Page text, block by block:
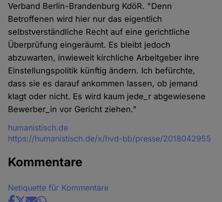
Verband Berlin-Brandenburg KdöR. "Denn
Betroffenen wird hier nur das eigentlich
selbstverständliche Recht auf eine gerichtliche
Überprüfung eingeräumt. Es bleibt jedoch
abzuwarten, inwieweit kirchliche Arbeitgeber ihre
Einstellungspolitik künftig ändern. Ich befürchte,
dass sie es darauf ankommen lassen, ob jemand
klagt oder nicht. Es wird kaum jede_r abgewiesene
Bewerber_in vor Gericht ziehen."
Quelle
humanistisch.de
https://humanistisch.de/x/hvd-bb/presse/2018042955
Kommentare
Netiquette für Kommentare